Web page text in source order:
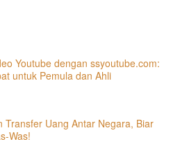
Youtube dengan ssyoutube.com:
untuk Pemula dan Ahli
Transfer Uang Antar Negara, Biar
Was!